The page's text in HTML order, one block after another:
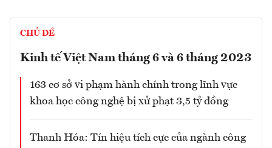
CHỦ ĐỀ
Kinh tế Việt Nam tháng 6 và 6 tháng 2023
163 cơ sở vi phạm hành chính trong lĩnh vực
khoa học công nghệ bị xử phạt 3,5 tỷ đồng
Thanh Hóa: Tín hiệu tích cực của ngành công